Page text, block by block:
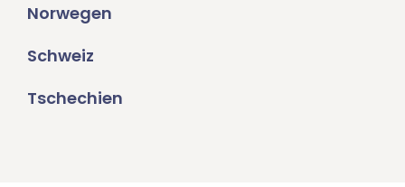
Norwegen
Schweiz
Tschechien